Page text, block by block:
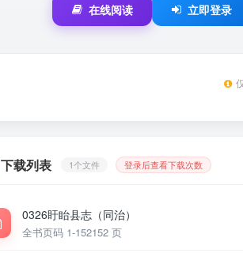
在线阅读 立即登录
下载列表 1个文件 登录后查看下载次数
0326盱眙县志（同治）
全书页码 1-152152 页